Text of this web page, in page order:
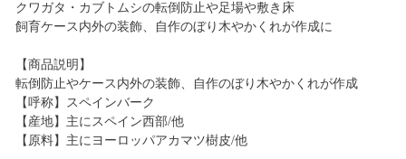
クワガタ・カブトムシの転倒防止や足場や敷き床
飼育ケース内外の装飾、自作のぼり木やかくれが作成に
【商品説明】
転倒防止やケース内外の装飾、自作のぼり木やかくれが作成
【呼称】スペインバーク
【産地】主にスペイン西部/他
【原料】主にヨーロッパアカマツ樹皮/他